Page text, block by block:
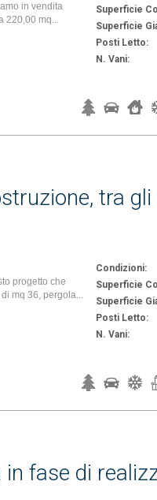
in vendita
220,00 mq...
Superficie
Superficie
Posti Letto:
N. Vani:
tra
progetto che
mq 36, pergola...
Condizioni:
Superficie
Superficie
Posti Letto:
N. Vani:
in fase di